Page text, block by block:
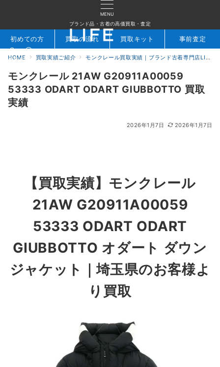
MENU
ブランド品・古着の高価買取・査定
検索 お問合せ
初めての方 買取の流れ 買取キット 事前査定
HOME 買取実績ご紹介 モンクレール買取実績｜ブランド古着専門店LIFE
モンクレール 21AW G20911A00059
53333 ODART ODART GIUBBOTTO 買取
実績
2026年1月7日 2026年1月7日
【買取実績】モンクレール
21AW G20911A00059
53333 ODART ODART
GIUBBOTTO オダート ダウン
ジャケット｜埼玉県のお客様よ
り買取